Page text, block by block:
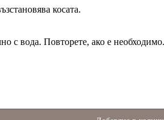
косата.
с вода. Повторете, ако е необходимо.